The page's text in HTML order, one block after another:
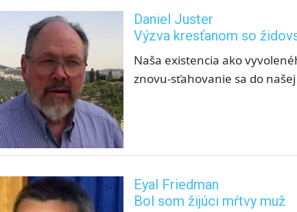
Daniel Juster
Výzva kresťanom so
Naša existencia ako
znovu-sťahovanie sa do
Eyal Friedman
Bol som žijúci mŕtvy muž